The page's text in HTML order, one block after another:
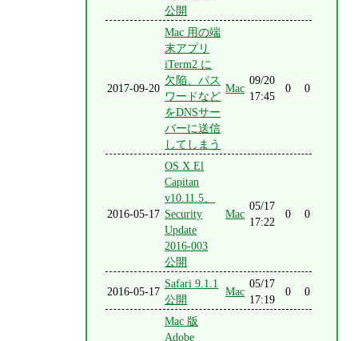
公開
2017-09-20
Mac 用の端
末アプリ
iTerm2 に
欠陥、パス
ワードなど
をDNSサー
バーに送信
してしまう
Mac
09/20
17:45
0 0
2016-05-17
OS X El
Capitan
v10.11.5、
Security
Update
2016-003
公開
Mac
05/17
17:22
0 0
2016-05-17
Safari 9.1.1
公開
Mac
05/17
17:19
0 0
Mac 版
Adobe